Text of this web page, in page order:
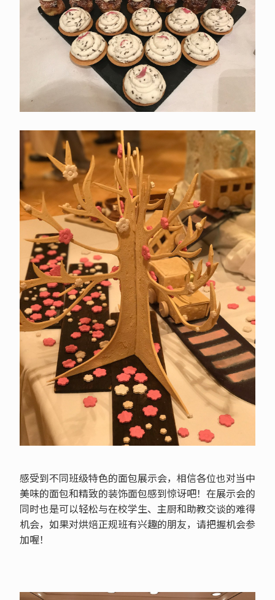
感受到不同班级特色的面包展示会，相信各位也对当中
美味的面包和精致的装饰面包感到惊讶吧！在展示会的
同时也是可以轻松与在校学生、主厨和助教交谈的难得
机会，如果对烘焙正规班有兴趣的朋友，请把握机会参
加喔！